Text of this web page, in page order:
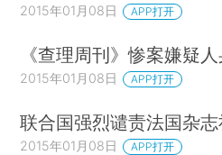
2015年01月08日 APP打开
《查理周刊》惨案嫌疑
2015年01月08日 APP打开
联合国强烈谴责法国杂
2015年01月08日 APP打开